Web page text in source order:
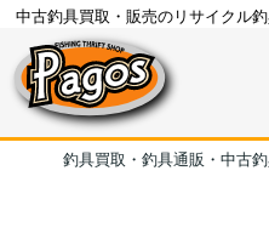
中古釣具買取・販売のリサイクル
釣具買取・釣具通販・中古